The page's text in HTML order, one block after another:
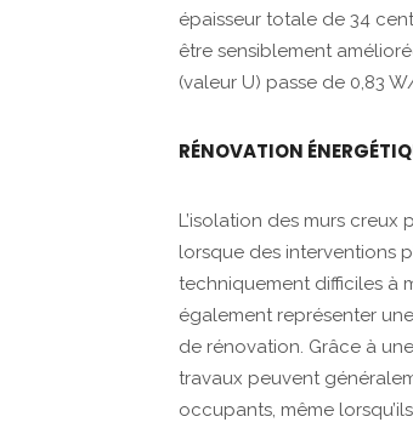
épaisseur totale de 34
être sensiblement
(valeur U) passe de 0,83
RÉNOVATION
L’isolation des murs
lorsque des interventions
techniquement difficiles à
également représenter
de rénovation. Grâce à
travaux peuvent
occupants, même